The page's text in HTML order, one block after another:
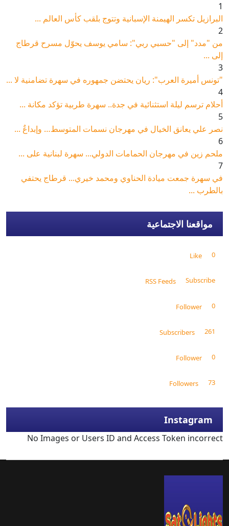
1
البرازيل تكسر الهيمنة الإسبانية وتتوج بلقب كأس العالم ...
2
من "مدد" إلى "حسبي ربي": سامي يوسف يحوّل مسرح قرطاج
إلى ...
3
"تونس أميرة العرب": ريان يحتضن جمهوره في سهرة تضامنية لا ...
4
أحلام ترسم ليلة استثنائية في جدة.. سهرة طربية تؤكد مكانة ...
5
نصر علي يعانق الخيال في مهرجان نسمات المتوسط… وإبداعٌ ...
6
ملحم زين في مهرجان الحمامات الدولي... سهرة لبنانية على ...
7
في سهرة جمعت ميادة الحناوي ومحمد خيري... قرطاج يحتفي
بالطرب ...
مواقعنا الاجتماعية
0
Like
Subscribe
RSS Feeds
0
Follower
261
Subscribers
0
Follower
73
Followers
Instagram
No Images or Users ID and Access Token incorrect